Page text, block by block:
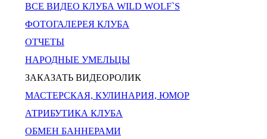
ВСЕ ВИДЕО КЛУБА WILD WOLF`S
ФОТОГАЛЕРЕЯ КЛУБА
ОТЧЕТЫ
НАРОДНЫЕ УМЕЛЬЦЫ
ЗАКАЗАТЬ ВИДЕОРОЛИК
МАСТЕРСКАЯ, КУЛИНАРИЯ, ЮМОР
АТРИБУТИКА КЛУБА
ОБМЕН БАННЕРАМИ